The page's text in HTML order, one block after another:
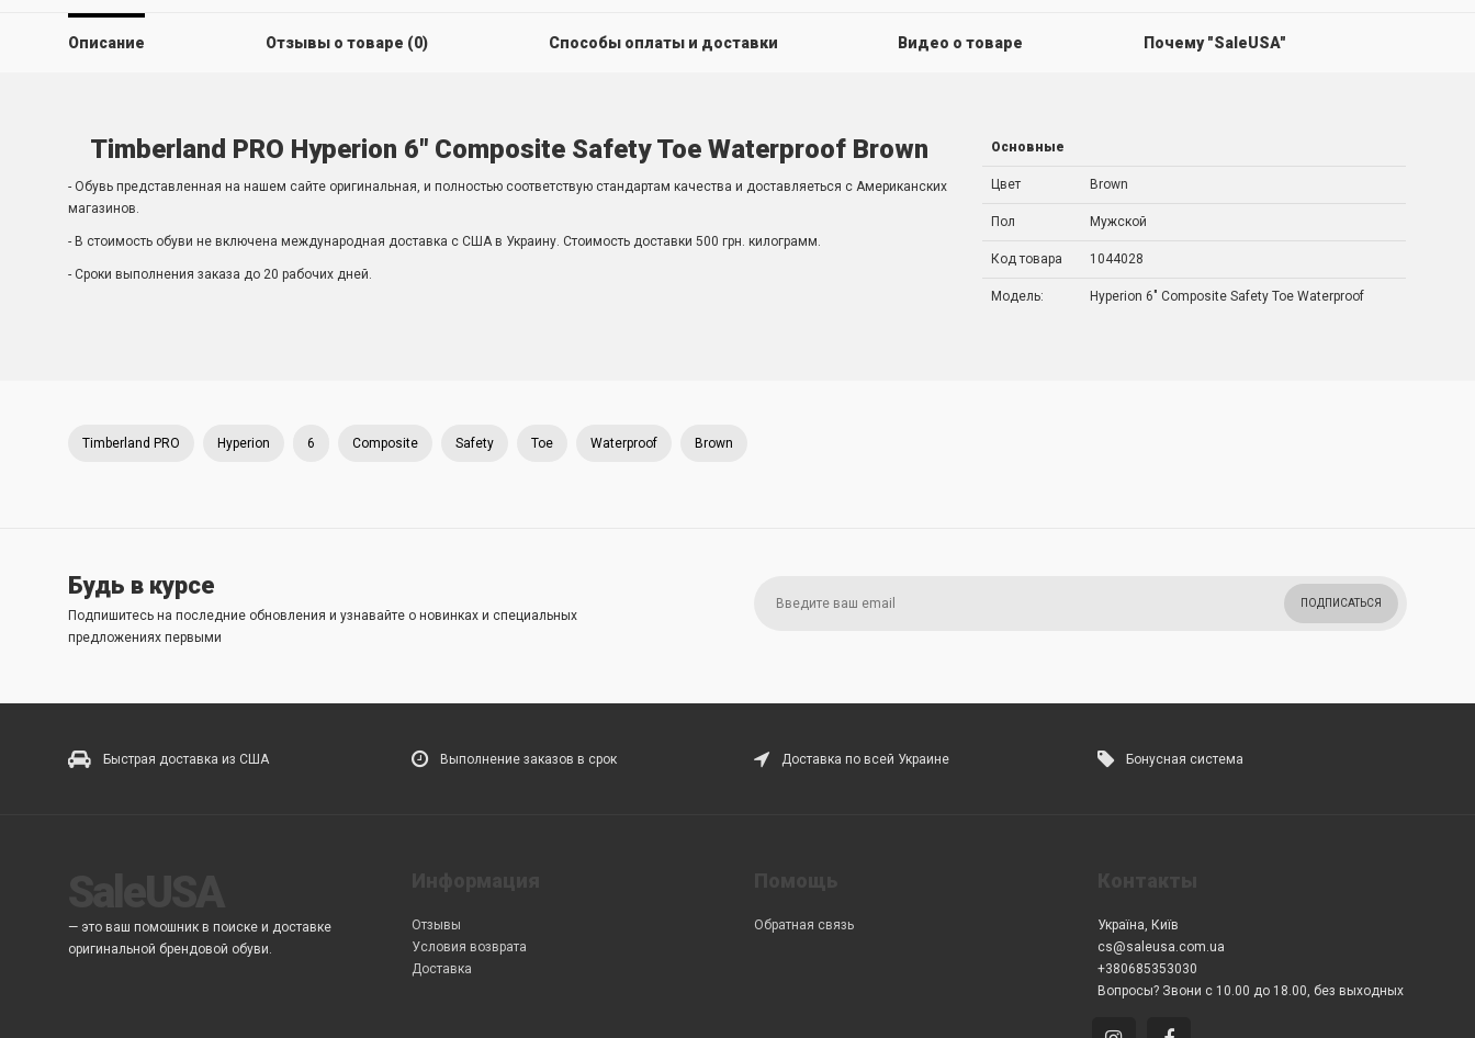
Описание Отзывы о товаре (0) Способы оплаты и доставки Видео о товаре Почему "SaleUSA"
Timberland PRO Hyperion 6" Composite Safety Toe Waterproof Brown
- Обувь представленная на нашем сайте оригинальная, и полностью соответствую стандартам качества и доставляеться с Американских
магазинов.
- В стоимость обуви не включена международная доставка с США в Украину. Стоимость доставки 500 грн. килограмм.
- Сроки выполнения заказа до 20 рабочих дней.
Основные
Цвет Brown
Пол Мужской
Код товара 1044028
Модель: Hyperion 6" Composite Safety Toe Waterproof
Timberland PRO Hyperion 6 Composite Safety Toe Waterproof Brown
Будь в курсе
Подпишитесь на последние обновления и узнавайте о новинках и специальных
предложениях первыми
ПОДПИСАТЬСЯ
Быстрая доставка из США Выполнение заказов в срок Доставка по всей Украине Бонусная система
— это ваш помошник в поиске и доставке
оригинальной брендовой обуви.
Отзывы
Условия возврата
Доставка
Обратная связь
Україна, Київ
cs@saleusa.com.ua
+380685353030
Вопросы? Звони с 10.00 до 18.00, без выходных